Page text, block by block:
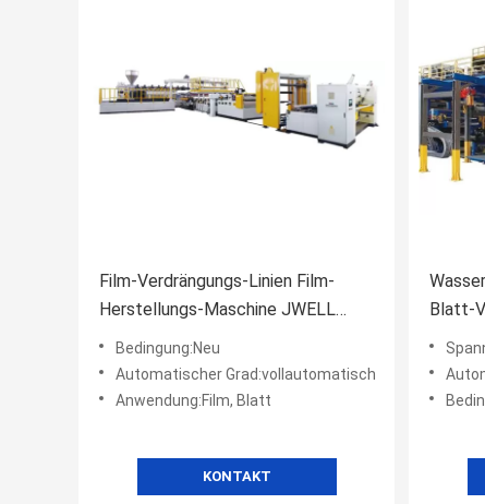
Film-Verdrängungs-Linien Film-
Herstellungs-Maschine JWELL
TPU transparente heiße Schmelz
Bedingung:Neu
Automatischer Grad:vollautomatisch
Anwendung:Film, Blatt
KONTAKT
Blatt-